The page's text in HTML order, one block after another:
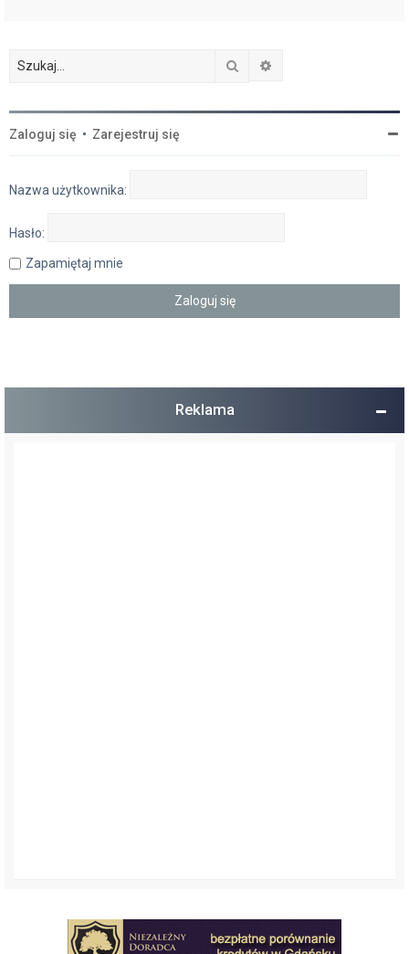
Szukaj
Zaloguj się • Zarejestruj się
Nazwa użytkownika:
Hasło:
Zapamiętaj mnie
Reklama